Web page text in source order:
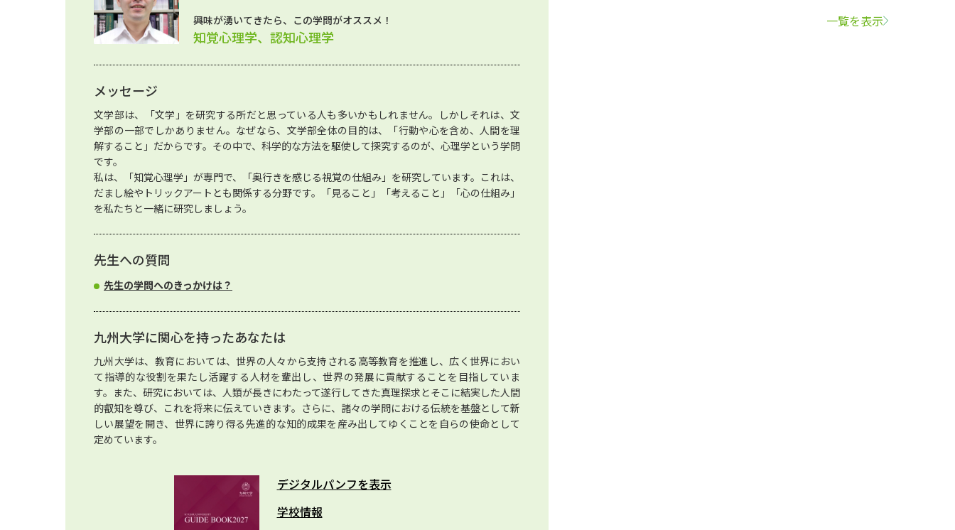
興味が湧いてきたら、この学問がオススメ！
知覚心理学、認知心理学
メッセージ
文学部は、「文学」を研究する所だと思っている人も多いかもしれません。しかしそれは、文
学部の一部でしかありません。なぜなら、文学部全体の目的は、「行動や心を含め、人間を理
解すること」だからです。その中で、科学的な方法を駆使して探究するのが、心理学という学問
です。
私は、「知覚心理学」が専門で、「奥行きを感じる視覚の仕組み」を研究しています。これは、
だまし絵やトリックアートとも関係する分野です。「見ること」「考えること」「心の仕組み」
を私たちと一緒に研究しましょう。
先生への質問
先生の学問へのきっかけは？
九州大学に関心を持ったあなたは
九州大学は、教育においては、世界の人々から支持される高等教育を推進し、広く世界におい
て指導的な役割を果たし活躍する人材を輩出し、世界の発展に貢献することを目指していま
す。また、研究においては、人類が長きにわたって遂行してきた真理探求とそこに結実した人間
的叡知を尊び、これを将来に伝えていきます。さらに、諸々の学問における伝統を基盤として新
しい展望を開き、世界に誇り得る先進的な知的成果を産み出してゆくことを自らの使命として
定めています。
デジタルパンフを表示
学校情報
一覧を表示